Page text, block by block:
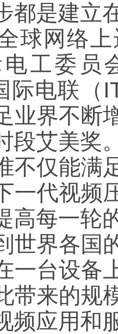
都是建立
网络上
工委员
际电联
业界不断
段艾美奖
仅能满足
一代视频
高每一轮
界各国的
一台设备
带来的规
频应用和